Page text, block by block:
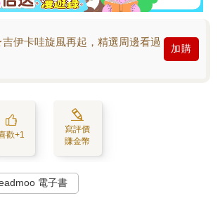
伊卡哇旋風再起，精選周邊看過
加購
歡+1
寫評價
賺金幣
電子書